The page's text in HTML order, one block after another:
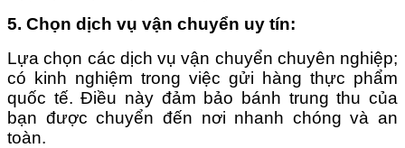
5. Chọn dịch vụ vận chuyển uy tín:
Lựa chọn các dịch vụ vận chuyển chuyên nghiệp;
có kinh nghiệm trong việc gửi hàng thực phẩm
quốc tế. Điều này đảm bảo bánh trung thu của
bạn được chuyển đến nơi nhanh chóng và an
toàn.